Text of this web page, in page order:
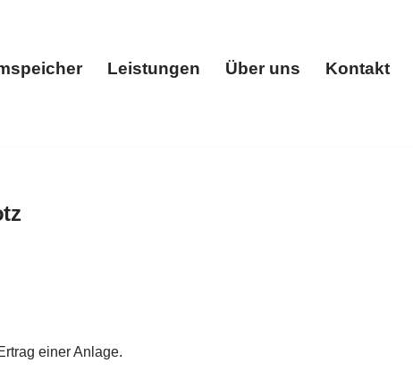
Leistungen Über uns Kontakt
einer Anlage.